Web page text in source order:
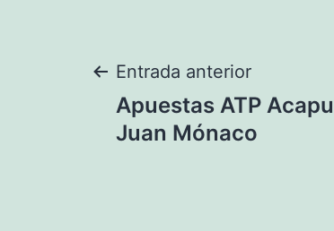
Navegación
de
Entrada anterior
Apuestas ATP
Juan Mónaco